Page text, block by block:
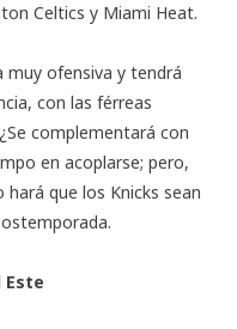
Celtics y Miami Heat.
muy ofensiva y tendrá
con las férreas
complementará con
en acoplarse; pero,
hará que los Knicks sean
Este